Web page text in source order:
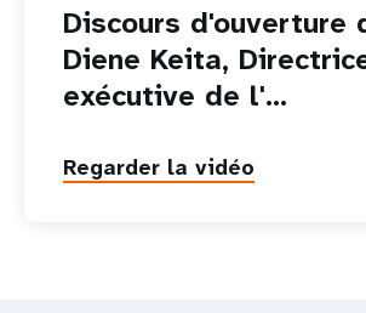
Discours d'ouverture
Diene Keita,
exécutive de l'…
Regarder la vidéo